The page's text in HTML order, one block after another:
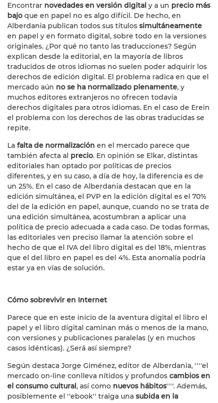
Encontrar novedades en versión digital y a un precio más
bajo que en papel no es algo difícil. De hecho, en
Alberdania publican todos sus títulos simultáneamente
en papel y en formato digital, sobre todo en la versiones
originales. ¿Por qué no tanto las traducciones? Según
explican desde la editorial, en la mayoría de libros
traducidos de otros idiomas no suelen poder adquirir los
derechos de edición digital. El problema radica en que el
mercado aún no se ha normalizado plenamente, y
muchos editores extranjeros no ofrecen todavía
derechos digitales para otros idiomas. En el caso de Erein
el problema con los derechos de las obras traducidas se
repite.
La falta de normalización en el mercado parece que
también afecta al precio. En opinión se Elkar, distintas
editoriales han optado por políticas de precios
diferentes, y en su caso, a día de hoy, la diferencia es de
un 25%. En el caso de Alberdania destacan que en la
edición simultánea, el PVP en la edición digital es el 70%
del de la edición en papel, aunque, cuando no se trata de
una edición simultánea, acostumbran a aplicar una
política de precio adecuada a cada caso. De todas formas,
las editoriales ven preciso llamar la atención sobre el
hecho de que el IVA del libro digital es del 18%, mientras
que el del libro en papel es del 4%. Esta anomalía podría
estar ya en vías de solución.
Cómo sobrevivir en Internet
Parece que en este inicio de la aventura digital el libro el
papel y el libro digital caminan más o menos de la mano,
con versiones y publicaciones paralelas (y en muchos
casos idénticas). ¿Será así siempre?
Según destaca Jorge Giménez, editor de Alberdania, ''''el
mercado on-line conlleva nítidos y profundos cambios en
el consumo cultural, así como nuevos hábitos''''. Además,
posiblemente el ''ebook'' traiga una subida en la